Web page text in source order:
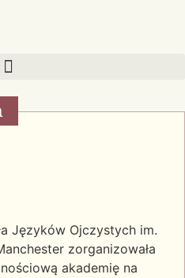
Języków Ojczystych im.
zorganizowała
akademię na